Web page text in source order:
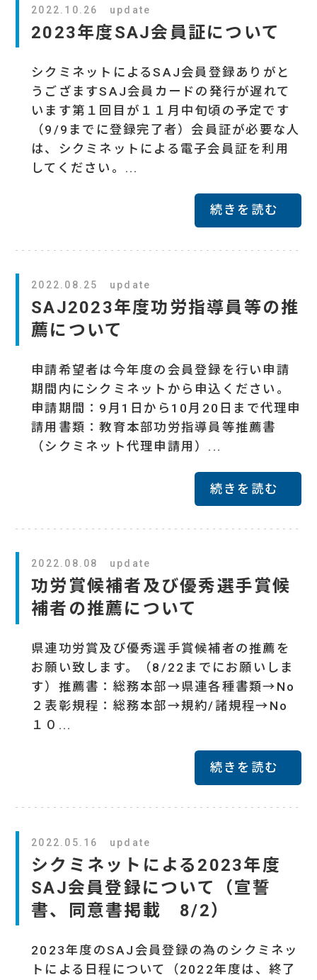
2022.10.26 update
2023年度SAJ会員証について
シクミネットによるSAJ会員登録ありがと
うござますSAJ会員カードの発行が遅れて
います第１回目が１１月中旬頃の予定です
（9/9までに登録完了者）会員証が必要な人
は、シクミネットによる電子会員証を利用
してください。...
続きを読む
2022.08.25 update
SAJ2023年度功労指導員等の推
薦について
申請希望者は今年度の会員登録を行い申請
期間内にシクミネットから申込ください。
申請期間：9月1日から10月20日まで代理申
請用書類：教育本部功労指導員等推薦書
（シクミネット代理申請用）...
続きを読む
2022.08.08 update
功労賞候補者及び優秀選手賞候
補者の推薦について
県連功労賞及び優秀選手賞候補者の推薦を
お願い致します。（8/22までにお願いしま
す）推薦書：総務本部→県連各種書類→No
２表彰規程：総務本部→規約/諸規程→No
１０...
続きを読む
2022.05.16 update
シクミネットによる2023年度
SAJ会員登録について（宣誓
書、同意書掲載 8/2）
2023年度のSAJ会員登録の為のシクミネッ
トによる日程について（2022年度は、終了